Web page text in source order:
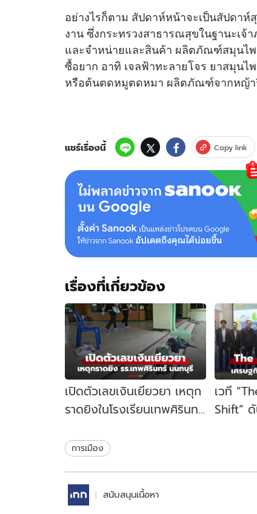
อย่างไรก็ตาม สัปดาห์หน้าจะเป็นสัปดา
งาน ซึ่งกระทรวงสาธารณสุขในฐานะเจ้
และจำหน่ายและสินค้า ผลิตภัณฑ์สมุนไพ
ซื้อยาก อาทิ เจลฟ้าทะลายโจร ยาสมุน
หรือต้นตดหมูตดหมา ผลิตภัณฑ์จากหญ้า
แชร์เรื่องนี้ Copy link
เรื่องที่เกี่ยวข้อง
เปิดตัวเลขเงินเยียวยา เหตุก
ราดยิงในโรงเรียนเทพศิรินทร์
เวที
Shift”
การเมือง
สนับสนุนเนื้อหา